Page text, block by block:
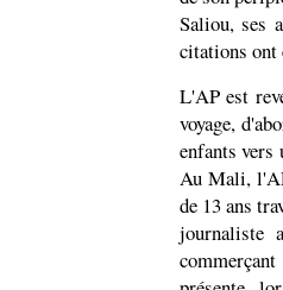
Saliou, ses
citations ont
L'AP est
voyage,
enfants
Au Mali,
de 13 ans
journaliste